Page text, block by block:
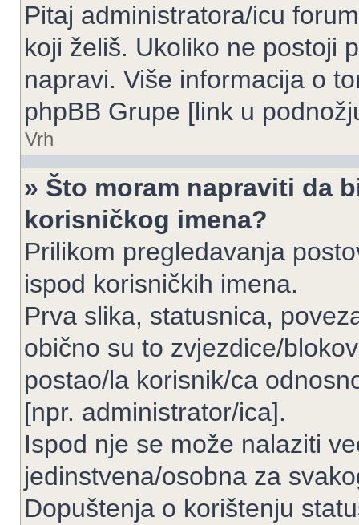
Pitaj administratora/icu
koji želiš. Ukoliko ne postoji
napravi. Više informacija o
phpBB Grupe [link u
Vrh
» Što moram napraviti da
korisničkog imena?
Prilikom pregledavanja
ispod korisničkih imena.
Prva slika, statusnica,
obično su to zvjezdice/
postao/la korisnik/ca
[npr. administrator/ica].
Ispod nje se može nalaziti
jedinstvena/osobna za
Dopuštenja o korištenju